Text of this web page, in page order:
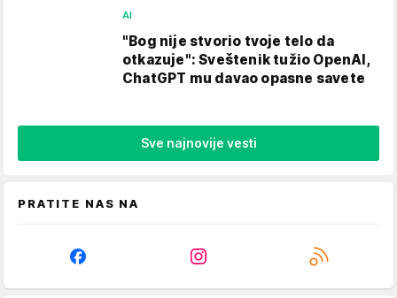
AI
"Bog nije stvorio tvoje telo da
otkazuje": Sveštenik tužio OpenAI,
ChatGPT mu davao opasne savete
Sve najnovije vesti
PRATITE NAS NA